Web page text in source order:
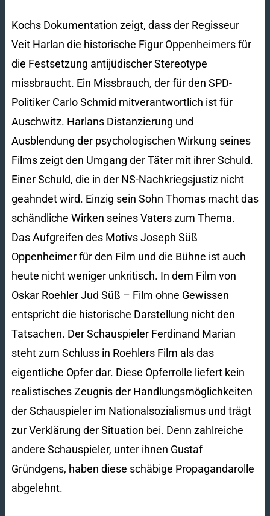
Kochs Dokumentation zeigt, dass der Regisseur
Veit Harlan die historische Figur Oppenheimers für
die Festsetzung antijüdischer Stereotype
missbraucht. Ein Missbrauch, der für den SPD-
Politiker Carlo Schmid mitverantwortlich ist für
Auschwitz. Harlans Distanzierung und
Ausblendung der psychologischen Wirkung seines
Films zeigt den Umgang der Täter mit ihrer Schuld.
Einer Schuld, die in der NS-Nachkriegsjustiz nicht
geahndet wird. Einzig sein Sohn Thomas macht das
schändliche Wirken seines Vaters zum Thema.
Das Aufgreifen des Motivs Joseph Süß
Oppenheimer für den Film und die Bühne ist auch
heute nicht weniger unkritisch. In dem Film von
Oskar Roehler Jud Süß – Film ohne Gewissen
entspricht die historische Darstellung nicht den
Tatsachen. Der Schauspieler Ferdinand Marian
steht zum Schluss in Roehlers Film als das
eigentliche Opfer dar. Diese Opferrolle liefert kein
realistisches Zeugnis der Handlungsmöglichkeiten
der Schauspieler im Nationalsozialismus und trägt
zur Verklärung der Situation bei. Denn zahlreiche
andere Schauspieler, unter ihnen Gustaf
Gründgens, haben diese schäbige Propagandarolle
abgelehnt.